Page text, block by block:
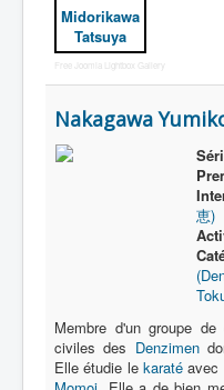
Midorikawa
Tatsuya
Free Joomla Lightbox Gallery
Nakagawa
恵)
Membre d'un groupe
civiles des Denzimen
Elle étudie lekaraté avec